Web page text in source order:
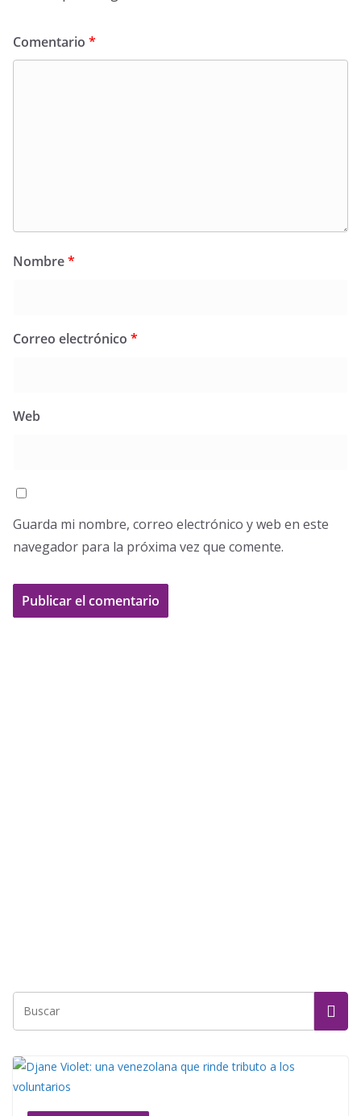
Comentario *
Nombre*
Correo electrónico *
Web
Guarda mi nombre, correo electrónico y web en este
navegador para la próxima vez que comente.